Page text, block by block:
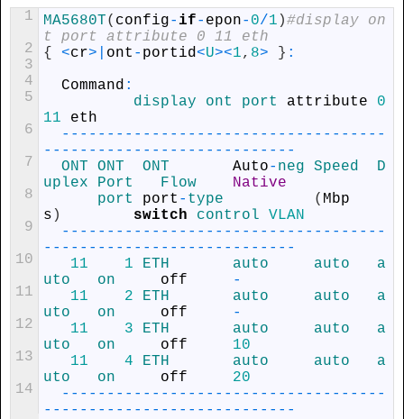
1
2
3
4
5
6
7
8
9
10
11
12
13
14
MA5680T( config- if- epon- 0/1 )#display on
t port attribute 0 11 eth
{
<cr> ont - portid<U><1, 8> } :
Command :
display ont port attribute
0
11
eth
-- -- -- -- -- -- -- -- -- -- -- -- -- -- -- -- -- --
-- -- -- -- -- -- -- -- -- -- -- -- -- --
ONT ONT ONT Auto- neg Speed D
uplex Port Flow Native
port port - type ( Mbp
s ) switch control VLAN
-- -- -- -- -- -- -- -- -- -- -- -- -- -- -- -- -- --
-- -- -- -- -- -- -- -- -- -- -- -- -- --
11
1 ETH auto auto a
uto on off
-
11
2 ETH auto auto a
uto on off
-
11
3 ETH auto auto a
uto on off
10
11
4 ETH auto auto a
uto on off
20
-- -- -- -- -- -- -- -- -- -- -- -- -- -- -- -- -- --
-- -- -- -- -- -- -- -- -- -- -- -- -- --